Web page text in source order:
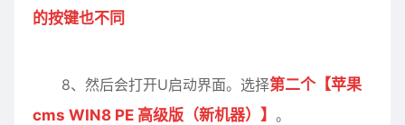
的按键也不同
8、然后会打开U启动界面。选择第二个【苹果
cms WIN8 PE 高级版（新机器）】 。